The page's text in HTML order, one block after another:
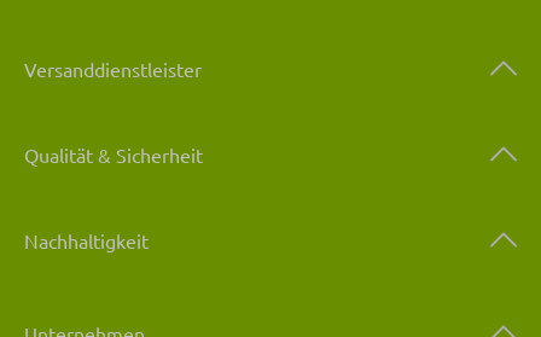
Versanddienstleister
Qualität & Sicherheit
Nachhaltigkeit